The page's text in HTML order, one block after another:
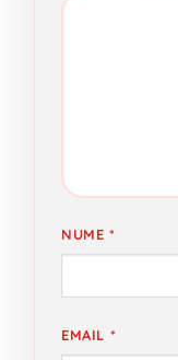
NUME *
EMAIL *